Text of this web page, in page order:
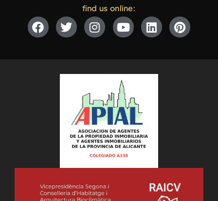
find us online: